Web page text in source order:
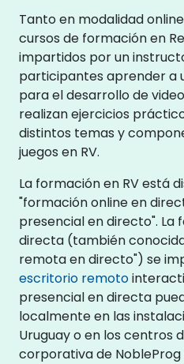
Tanto en modalidad
cursos de formación en
impartidos por un
participantes aprender a
para el desarrollo de
realizan ejercicios
distintos temas y
juegos en RV.
La formación en RV está
"formación online en
presencial en directo". La
directa (también
remota en directo") se
escritorio remoto
presencial en directa
localmente en las
Uruguay o en los centros
corporativa de NobleProg